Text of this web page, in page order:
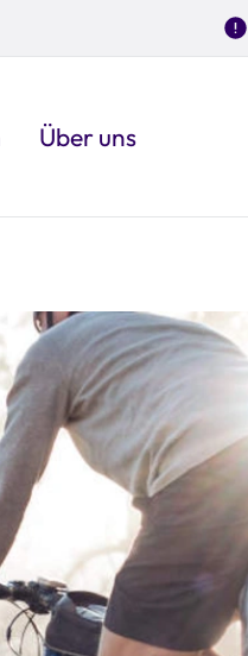
Über uns